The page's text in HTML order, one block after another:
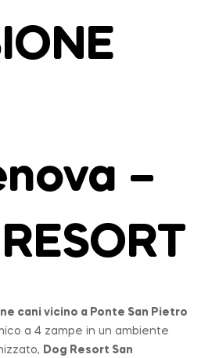
–
cani vicino a Ponte San Pietro
a 4 zampe in un ambiente
Dog Resort San